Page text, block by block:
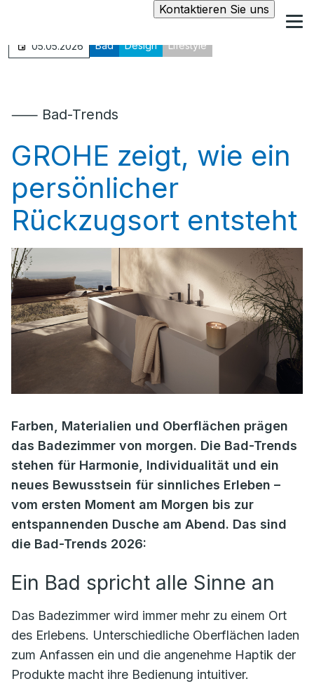
Kontaktieren Sie uns
05.05.2026 Bad Design Lifestyle
⸺ Bad-Trends
GROHE zeigt, wie ein
persönlicher
Rückzugsort entsteht
Farben, Materialien und Oberflächen prägen
das Badezimmer von morgen. Die Bad-Trends
stehen für Harmonie, Individualität und ein
neues Bewusstsein für sinnliches Erleben –
vom ersten Moment am Morgen bis zur
entspannenden Dusche am Abend. Das sind
die Bad-Trends 2026:
Ein Bad spricht alle Sinne an
Das Badezimmer wird immer mehr zu einem Ort
des Erlebens. Unterschiedliche Oberflächen laden
zum Anfassen ein und die angenehme Haptik der
Produkte macht ihre Bedienung intuitiver.